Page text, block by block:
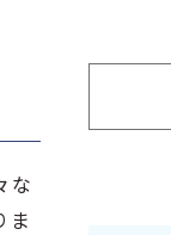
な
ま